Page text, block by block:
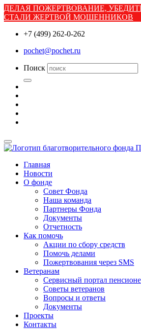
ДЕЛАЯ ПОЖЕРТВОВАНИЕ,
СТАЛИ ЖЕРТВОЙ МОШЕННИКОВ
+7 (499) 262-0-262
pochet@pochet.ru
Поиск
Главная
Новости
О фонде
Совет Фонда
Наша команда
Партнеры Фонда
Документы
Отчетность
Как помочь
Акции по сбору средств
Помочь делами
Пожертвования через SMS
Ветеранам
Сервисный портал
Советы ветеранов
Вопросы и ответы
Документы
Проекты
Контакты